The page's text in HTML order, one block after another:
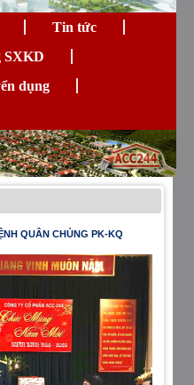
Tin tức
SXKD
dụng
QUÂN CHỦNG PK-KQ